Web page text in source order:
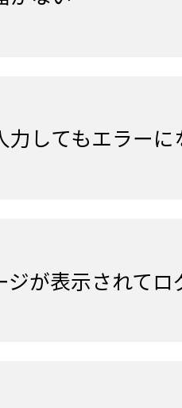
力してもエラーに
ジが表示されて